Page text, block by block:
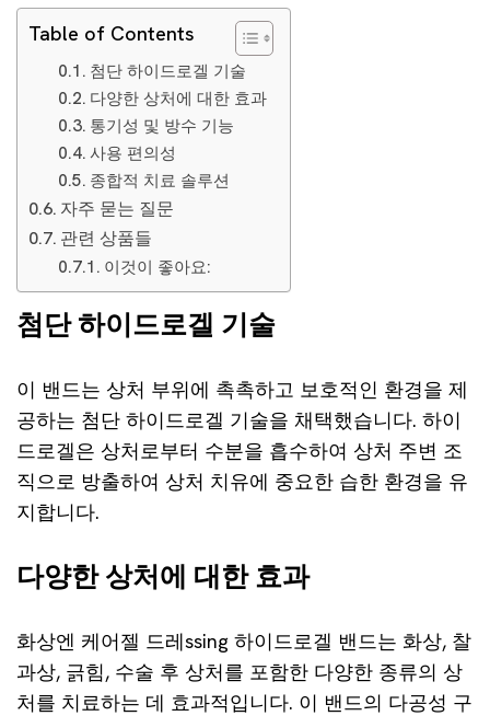
Table of Contents
첨단 하이드로겔 기술
다양한 상처에 대한 효과
통기성 및 방수 기능
사용 편의성
종합적 치료 솔루션
자주 묻는 질문
관련 상품들
이것이 좋아요:
첨단 하이드로겔 기술
이 밴드는 상처 부위에 촉촉하고 보호적인 환경을 제
공하는 첨단 하이드로겔 기술을 채택했습니다. 하이
드로겔은 상처로부터 수분을 흡수하여 상처 주변 조
직으로 방출하여 상처 치유에 중요한 습한 환경을 유
지합니다.
다양한 상처에 대한 효과
화상엔 케어젤 드레ssing 하이드로겔 밴드는 화상, 찰
과상, 긁힘, 수술 후 상처를 포함한 다양한 종류의 상
처를 치료하는 데 효과적입니다. 이 밴드의 다공성 구